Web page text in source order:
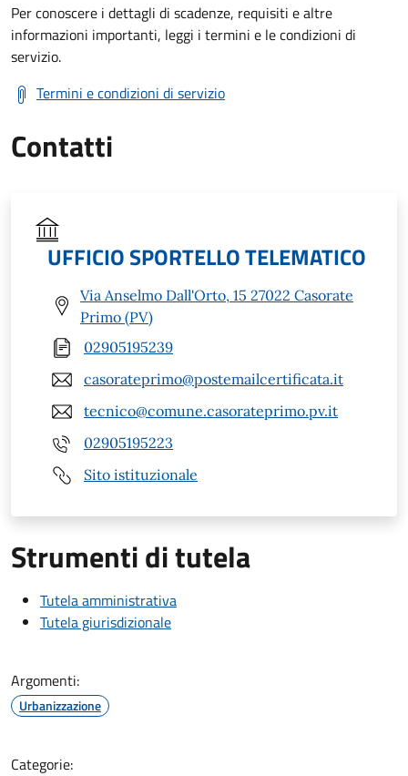
Per conoscere i dettagli di scadenze, requisiti e altre
informazioni importanti, leggi i termini e le condizioni di
servizio.
Termini e condizioni di servizio
Contatti
UFFICIO SPORTELLO TELEMATICO
Via Anselmo Dall'Orto, 15 27022 Casorate
Primo (PV)
02905195239
casorateprimo@postemailcertificata.it
tecnico@comune.casorateprimo.pv.it
02905195223
Sito istituzionale
Strumenti di tutela
Tutela amministrativa
Tutela giurisdizionale
Argomenti:
Urbanizzazione
Categorie: